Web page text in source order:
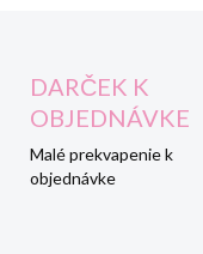
DARČEK K
OBJEDNÁVKE
Malé prekvapenie k
objednávke